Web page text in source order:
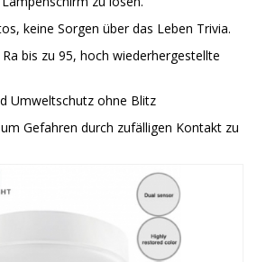
keine Sorgen über das Leben Trivia.
bis zu 95, hoch wiederhergestellte
Umweltschutz ohne Blitz
Gefahren durch zufälligen Kontakt zu